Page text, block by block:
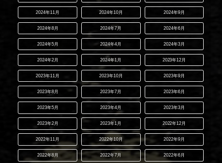
2024年11月 2024年10月 2024年9月
2024年8月 2024年7月 2024年6月
2024年5月 2024年4月 2024年3月
2024年2月 2024年1月 2023年12月
2023年11月 2023年10月 2023年9月
2023年8月 2023年7月 2023年6月
2023年5月 2023年4月 2023年3月
2023年2月 2023年1月 2022年12月
2022年11月 2022年10月 2022年9月
2022年8月 2022年7月 2022年6月